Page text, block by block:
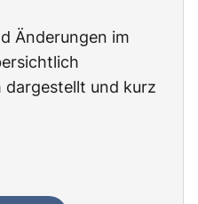
Änderungen im
und kurz